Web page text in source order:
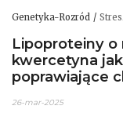
Genetyka-Rozród
Lipoproteiny o
kwercetyna
poprawiające
26-mar-2025